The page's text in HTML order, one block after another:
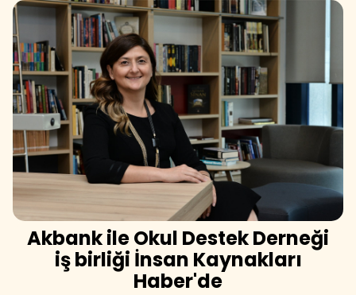
Akbank ile Okul Destek Derneği
iş birliği İnsan Kaynakları
Haber'de